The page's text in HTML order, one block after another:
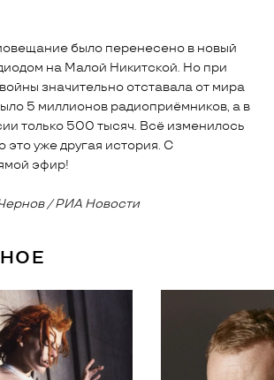
было перенесено в новый
на Малой Никитской. Но при
значительно отставала от мира
5 миллионов радиоприёмников, а в
только 500 тысяч. Всё изменилось
это уже другая история. С
эфир!
/ РИА Новости